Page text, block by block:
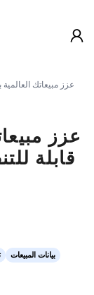
عزز مبيعاتك
عزز
قابلة
بيانات المبيعات